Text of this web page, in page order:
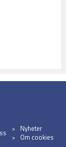
Nyheter
Om cookies